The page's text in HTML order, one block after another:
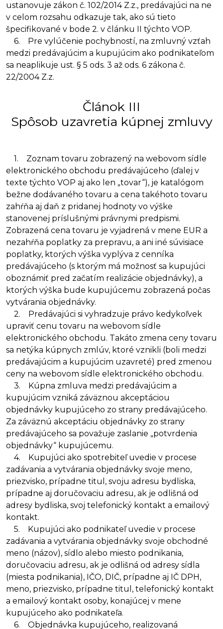
ustanovuje zákon č. 102/2014 Z.z., predávajúci na ne
v celom rozsahu odkazuje tak, ako sú tieto
špecifikované v bode 2. v článku II týchto VOP.
6. Pre vylúčenie pochybností, na zmluvný vzťah
medzi predávajúcim a kupujúcim ako podnikateľom
sa neaplikuje ust. § 5 ods. 3 až ods. 6 zákona č.
22/2004 Z.z.
Článok III
Spôsob uzavretia kúpnej zmluvy
1. Zoznam tovaru zobrazený na webovom sídle
elektronického obchodu predávajúceho (ďalej v
texte týchto VOP aj ako len „tovar“), je katalógom
bežne dodávaného tovaru a cena takéhoto tovaru
zahŕňa aj daň z pridanej hodnoty vo výške
stanovenej príslušnými právnymi predpismi.
Zobrazená cena tovaru je vyjadrená v mene EUR a
nezahŕňa poplatky za prepravu, a ani iné súvisiace
poplatky, ktorých výška vyplýva z cenníka
predávajúceho (s ktorým má možnosť sa kupujúci
oboznámiť pred začatím realizácie objednávky), a
ktorých výška bude kupujúcemu zobrazená počas
vytvárania objednávky.
2. Predávajúci si vyhradzuje právo kedykoľvek
upraviť cenu tovaru na webovom sídle
elektronického obchodu. Takáto zmena ceny tovaru
sa netýka kúpnych zmlúv, ktoré vznikli (boli medzi
predávajúcim a kupujúcim uzavreté) pred zmenou
ceny na webovom sídle elektronického obchodu.
3. Kúpna zmluva medzi predávajúcim a
kupujúcim vzniká záväznou akceptáciou
objednávky kupujúceho zo strany predávajúceho.
Za záväznú akceptáciu objednávky zo strany
predávajúceho sa považuje zaslanie „potvrdenia
objednávky“ kupujúcemu.
4. Kupujúci ako spotrebiteľ uvedie v procese
zadávania a vytvárania objednávky svoje meno,
priezvisko, prípadne titul, svoju adresu bydliska,
prípadne aj doručovaciu adresu, ak je odlišná od
adresy bydliska, svoj telefonický kontakt a emailový
kontakt.
5. Kupujúci ako podnikateľ uvedie v procese
zadávania a vytvárania objednávky svoje obchodné
meno (názov), sídlo alebo miesto podnikania,
doručovaciu adresu, ak je odlišná od adresy sídla
(miesta podnikania), IČO, DIČ, prípadne aj IČ DPH,
meno, priezvisko, prípadne titul, telefonický kontakt
a emailový kontakt osoby, konajúcej v mene
kupujúceho ako podnikateľa.
6. Objednávka kupujúceho, realizovaná